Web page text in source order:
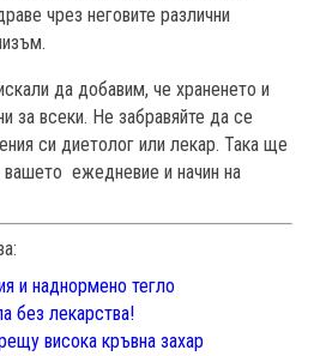
чрез неговите различни
да добавим, че храненето и
за всеки. Не забравяйте да се
си диетолог или лекар. Така ще
вашето ежедневие и начин на
и наднормено тегло
без лекарства!
висока кръвна захар